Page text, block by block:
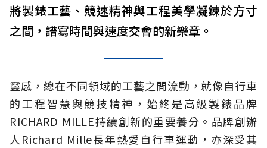
將製錶工藝、競速精神與工程美學凝鍊於方寸
之間，譜寫時間與速度交會的新樂章。
靈感，總在不同領域的工藝之間流動，就像自行車
的工程智慧與競技精神，始終是高級製錶品牌
RICHARD MILLE持續創新的重要養分。品牌創辦
人Richard Mille長年熱愛自行車運動，亦深受其